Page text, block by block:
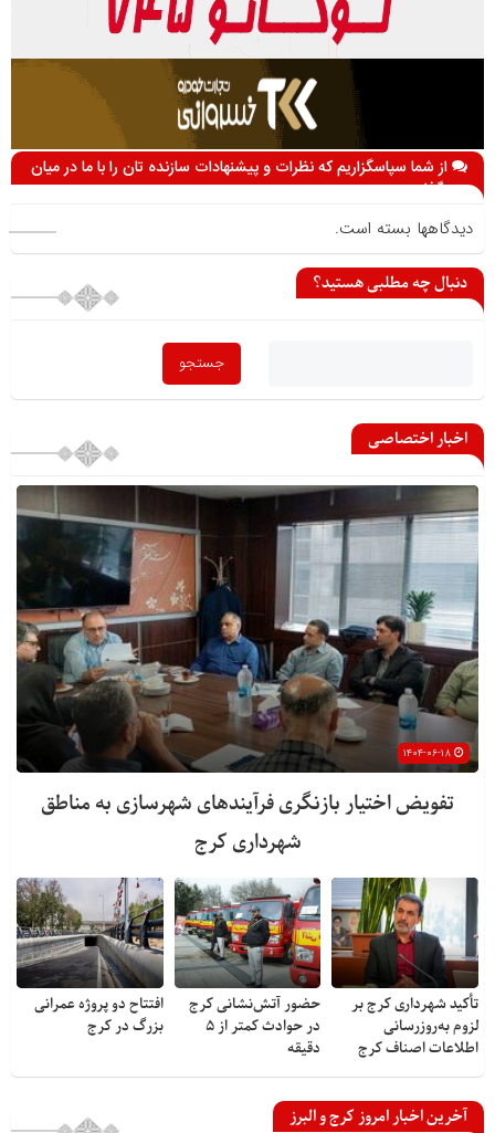
از شما سپاسگزاریم که نظرات و پیشنهادات سازنده تان را با ما در میان
می گذارید
دیدگاهها بسته است.
دنبال چه مطلبی هستید؟
اخبار اختصاصی
تفویض اختیار بازنگری فرآیندهای شهرسازی به مناطق
شهرداری کرج
تأکید شهرداری کرج بر
لزوم به‌روزرسانی
اطلاعات اصناف کرج
حضور آتش‌نشانی کرج
در حوادث کمتر از ۵
دقیقه
افتتاح دو پروژه عمرانی
بزرگ در کرج
آخرین اخبار امروز کرج و البرز